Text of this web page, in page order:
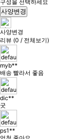
구성을 선택하세요
사양변경
사양변경
리뷰 (0 / 전체보기)
myb**
배송 빨라서 좋음
dic**
굿
ps1**